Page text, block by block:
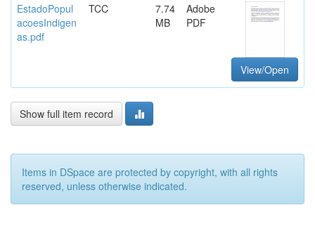
EstadoPopul
acoesIndigen
as.pdf
TCC
7.74
MB
Adobe
PDF
View/Open
Show full item record
Items in DSpace are protected by copyright, with all rights
reserved, unless otherwise indicated.